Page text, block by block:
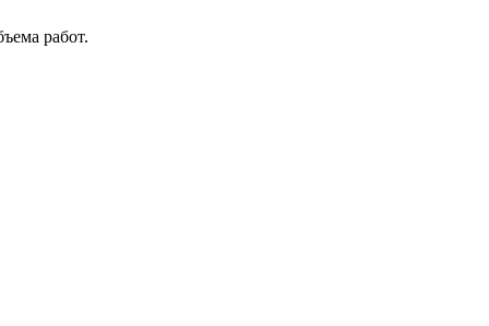
работ.